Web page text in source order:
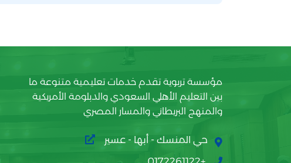
مؤسسة تربوية تقدم خدمات تعليمية متنوعة ما
بين التعليم الأهلي السعودي والدبلومة الأمريكية
والمنهج البريطاني والمسار المصري
حي المنسك - أبها - عسير